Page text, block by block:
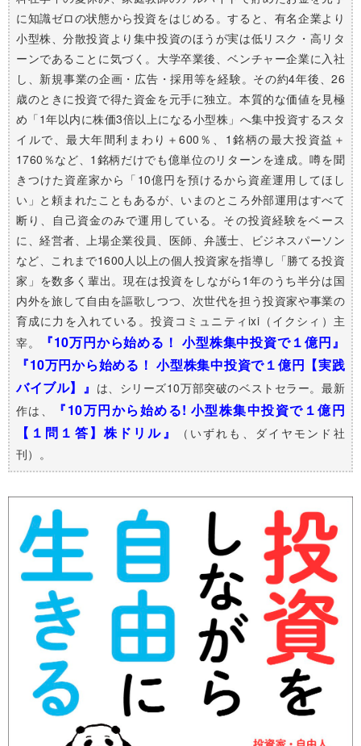
に知識ゼロの状態から投資をはじめる。すると、有名企業より
小型株、分散投資より集中投資のほうが実は低リスク・高リタ
ーンであることに気づく。大学卒業後、ベンチャー企業に入社
し、新規事業の企画・広告・採用等を経験。その約4年後、26
歳のときに投資で得た資金を元手に独立。本質的な価値を見極
め「1年以内に株価3倍以上になる小型株」へ集中投資するスタ
イルで、最大年間利まわり＋600％、1銘柄の最大投資益＋
1760％など、1銘柄だけでも億単位のリターンを達成。噂を聞
きつけた資産家から「10億円を預けるから資産運用してほし
い」と頼まれたこともあるが、いまのところ外部運用はすべて
断り、自己資金のみで運用している。その投資経験をベース
に、経営者、上場企業役員、医師、弁護士、ビジネスパーソン
など、これまで1600人以上の個人投資家を指導し「勝てる投資
家」を数多く輩出。現在は投資をしながら1年のうち半分は国
内外を旅して自由を謳歌しつつ、次世代を担う投資家や事業の
育成に力を入れている。投資コミュニティixi（イクシィ）主
宰。
『10万円から始める！ 小型株集中投資で１億円』
『10万円から始める！ 小型株集中投資で１億円【実践
バイブル】』 は、シリーズ10万部突破のベストセラー。最新
作は、
『10万円から始める! 小型株集中投資で１億円
【１問１答】株ドリル』
（いずれも、ダイヤモンド社
刊）。